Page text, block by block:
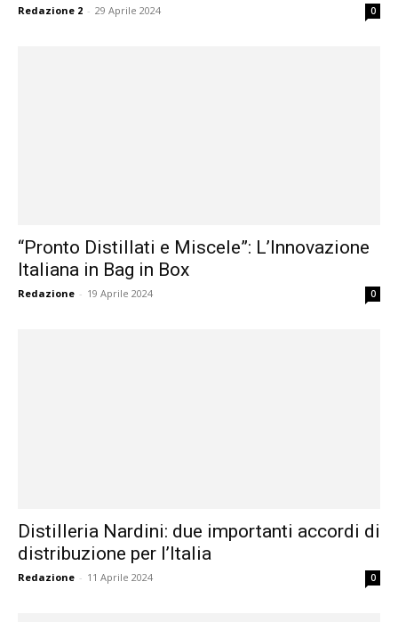
Redazione 2 - 29 Aprile 2024 0
“Pronto Distillati e Miscele”: L’Innovazione
Italiana in Bag in Box
Redazione - 19 Aprile 2024 0
Distilleria Nardini: due importanti accordi di
distribuzione per l’Italia
Redazione - 11 Aprile 2024 0